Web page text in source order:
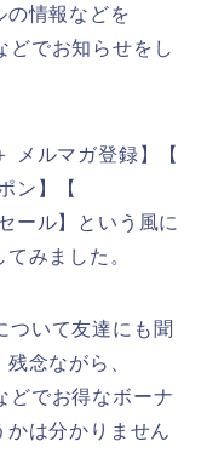
の情報などを
どでお知らせをし
メルマガ登録】【
ン】【
ール】という風に
みました。
ついて友達にも聞
念ながら、
どでお得なボーナ
かは分かりません